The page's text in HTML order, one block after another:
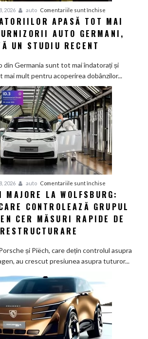
2026 auto Comentariile sunt închise
Povara
datoriilor
mai
greu
furnizorii
auto
germani,
arată
un
studiu
recent
APASĂ TOT MAI
AUTO GERMANI,
UN STUDIU RECENT
din Germania sunt tot mai îndatorați și
mai mult pentru acoperirea dobânzilor...
2026 auto Comentariile sunt închise
Tensiuni
majore
la
care
măsuri
rapide
de
MAJORE LA WOLFSBURG:
CONTROLEAZĂ GRUPUL
CER MĂSURI RAPIDE DE
RESTRUCTURARE
și Piëch, care dețin controlul asupra
au crescut presiunea asupra tuturor...